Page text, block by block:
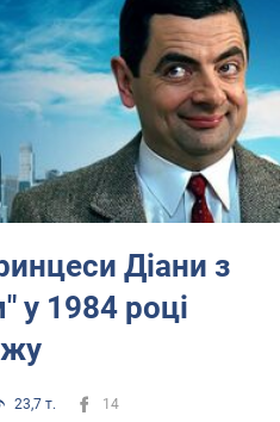
Діани з
у 1984 році
23,7 т. 14